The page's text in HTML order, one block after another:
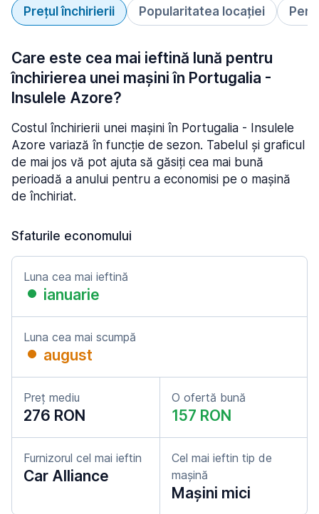
Prețul închirierii Popularitatea locației
Care este cea mai ieftină lună pentru
închirierea unei mașini în Portugalia -
Insulele Azore?
Costul închirierii unei mașini în Portugalia - Insulele
Azore variază în funcție de sezon. Tabelul și graficul
de mai jos vă pot ajuta să găsiți cea mai bună
perioadă a anului pentru a economisi pe o mașină
de închiriat.
Sfaturile economului
Luna cea mai ieftină
ianuarie
Luna cea mai scumpă
august
Preț mediu
276 RON
O ofertă bună
157 RON
Furnizorul cel mai ieftin
Car Alliance
Cel mai ieftin tip de
mașină
Mașini mici